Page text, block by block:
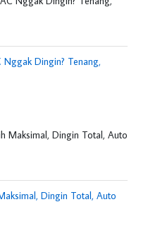
Dingin? Tenang,
Dingin Total, Auto